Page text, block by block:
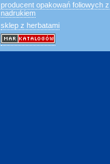
producent opakowań foliowych z
nadrukiem
sklep z herbatami